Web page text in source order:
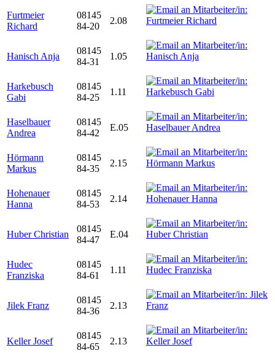
Furtmeier
Richard
08145
84-20
2.08
Hanisch Anja
08145
84-31
1.05
Harkebusch
Gabi
08145
84-25
1.11
Haselbauer
Andrea
08145
84-42
E.05
Hörmann
Markus
08145
84-35
2.15
Hohenauer
Hanna
08145
84-53
2.14
Huber Christian
08145
84-47
E.04
Hudec
Franziska
08145
84-61
1.11
Jilek Franz
08145
84-36
2.13
Keller Josef
08145
84-65
2.13